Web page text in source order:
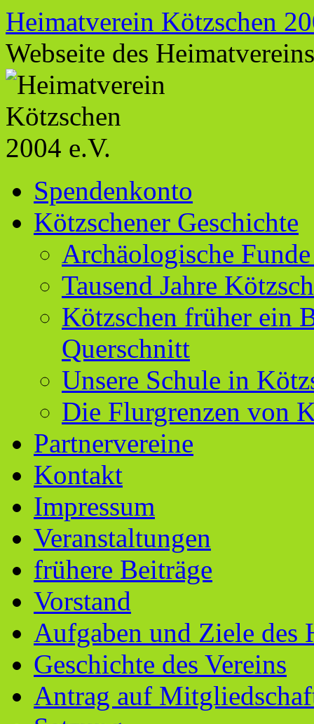
Zum
Inhalt
springen
Heimatverein Kötzschen
Webseite des
Spendenkonto
Kötzschener Geschichte
Archäologische
Tausend Jahre
Kötzschen früher ein
Querschnitt
Unsere Schule in
Die Flurgrenzen von
Partnervereine
Kontakt
Impressum
Veranstaltungen
frühere Beiträge
Vorstand
Aufgaben und Ziele des
Geschichte des Vereins
Antrag auf